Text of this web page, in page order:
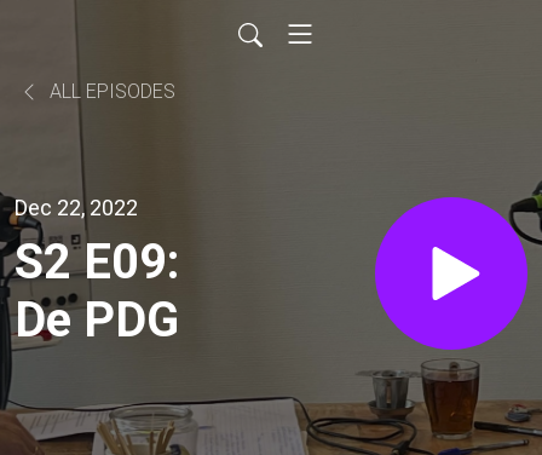
ALL EPISODES
Dec 22, 2022
S2 E09:
De PDG